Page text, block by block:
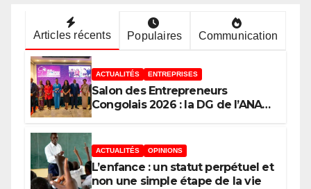
Articles récents Populaires Communication
ACTUALITÉS ENTREPRISES
Salon des Entrepreneurs
Congolais 2026 : la DG de l’ANAPI
l’ambition d’une RDC, destination
phare de l’investissement en
Afrique
ACTUALITÉS OPINIONS
L’enfance : un statut perpétuel et
non une simple étape de la vie